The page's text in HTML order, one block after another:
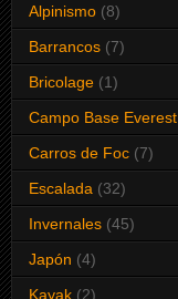
Alpinismo (8)
Barrancos (7)
Bricolage (1)
Campo Base Everest
Carros de Foc (7)
Escalada (32)
Invernales (45)
Japón (4)
Kayak (2)